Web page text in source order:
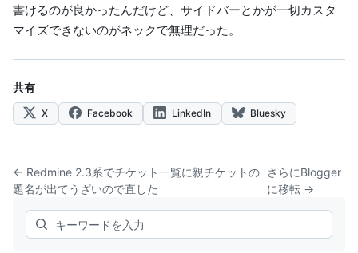
書けるのが良かったんだけど、サイドバーとかが一切カスタ
マイズできないのがネックで無理だった。
共有
X Facebook LinkedIn Bluesky
← Redmine 2.3系でチケット一覧に親チケットの
題名が出てうざいので直した
さらにBlogger
に移転 →
Search